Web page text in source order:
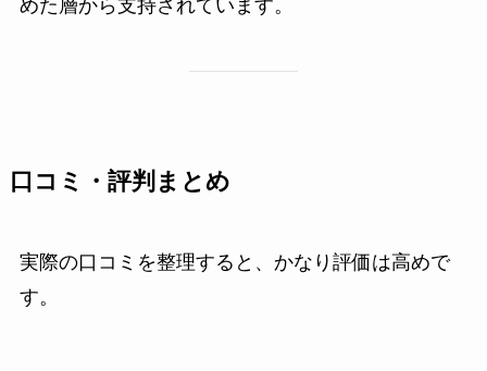
めた層から支持されています。
口コミ・評判まとめ
実際の口コミを整理すると、かなり評価は高めで
す。